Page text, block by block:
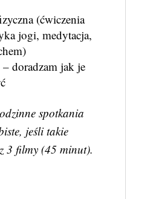
(ćwiczenia
jogi, medytacja,
doradzam jak je
spotkania
jeśli takie
3 filmy (45 minut).